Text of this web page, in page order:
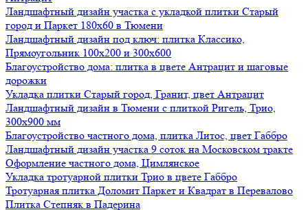
Ландшафтный дизайн участка с укладкой плитки Старый
город и Паркет 180х60 в Тюмени
Ландшафтный дизайн под ключ: плитка Классико,
Прямоугольник 100х200 и 300х600
Благоустройство дома: плитка в цвете Антрацит и шаговые
дорожки
Укладка плитки Старый город, Гранит, цвет Антрацит
Ландшафтный дизайн в Тюмени с плиткой Ригель, Трио,
300х900 мм
Благоустройство частного дома, плитка Литос, цвет Габбро
Ландшафтный дизайн участка 9 соток на Московском тракте
Оформление частного дома, Цимлянское
Укладка тротуарной плитки Трио в цвете Габбро
Тротуарная плитка Доломит Паркет и Квадрат в Перевалово
Плитка Степняк в Падерина